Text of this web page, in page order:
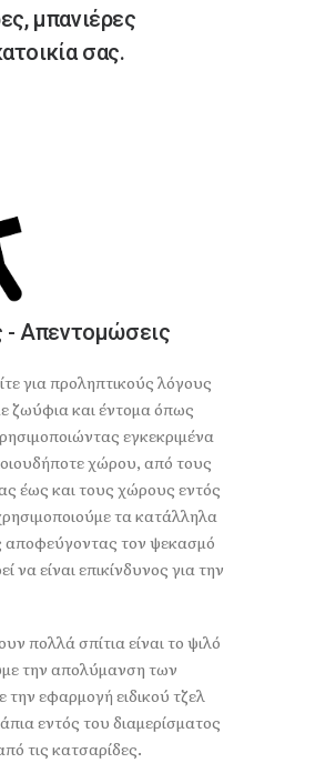
μπανιέρες
σας.
- Απεντομώσεις
για προληπτικούς λόγους
ζωύφια και έντομα όπως
εγκεκριμένα
χώρου, από τους
έως και τους χώρους εντός
τα κατάλληλα
αποφεύγοντας τον ψεκασμό
είναι επικίνδυνος για την
πολλά σπίτια είναι το ψιλό
την απολύμανση των
εφαρμογή ειδικού τζελ
εντός του διαμερίσματος
τις κατσαρίδες.